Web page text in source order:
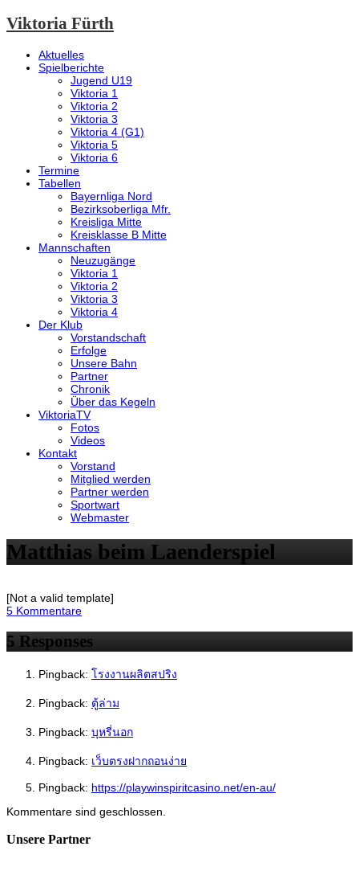
Viktoria Fürth
Aktuelles
Spielberichte
Jugend U19
Viktoria 1
Viktoria 2
Viktoria 3
Viktoria 4 (G1)
Viktoria 5
Viktoria 6
Termine
Tabellen
Bayernliga Nord
Bezirksoberliga Mfr.
Kreisliga Mitte
Kreisklasse B Mitte
Mannschaften
Neuzugänge
Viktoria 1
Viktoria 2
Viktoria 3
Viktoria 4
Der Klub
Vorstandschaft
Erfolge
Unsere Bahn
Partner
Chronik
Über das Kegeln
ViktoriaTV
Fotos
Videos
Kontakt
Vorstand
Mitglied werden
Partner werden
Sportwart
Webmaster
Matthias beim Laenderspiel
[Not a valid template]
5 Kommentare
5 Responses
Pingback: โรงงานผลิตสปริง
Pingback: ตู้ล่าม
Pingback: บุหรี่นอก
Pingback: เว็บตรงฝากถอนง่าย
Pingback: https://playwinspiritcasino.net/en-au/
Kommentare sind geschlossen.
Unsere Partner